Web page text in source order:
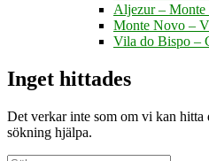
Aljezur –
Monte Novo –
Vila do Bispo –
Inget hittades
Det verkar inte som om vi kan hitta
sökning hjälpa.